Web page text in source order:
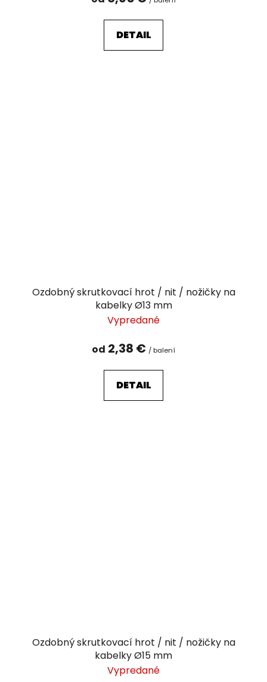
DETAIL
Ozdobný skrutkovací hrot / nit / nožičky na
kabelky Ø13 mm
Vypredané
od 2,38 € / balení
DETAIL
Ozdobný skrutkovací hrot / nit / nožičky na
kabelky Ø15 mm
Vypredané